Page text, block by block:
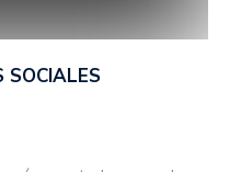
SOCIALES